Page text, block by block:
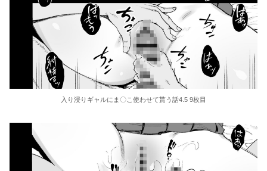
入り浸りギャルにま〇こ使わせて貰う話4.5 9枚目